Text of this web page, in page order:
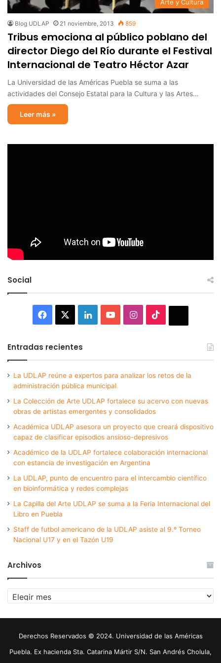
Arte y Cultura
Blog UDLAP 21 noviembre, 2013 859
Tribus emociona al público poblano del
director Diego del Río durante el Festival
Internacional de Teatro Héctor Azar
La Universidad de las Américas Puebla se suma a las
actividades del Consejo Estatal para la Cultura y las Artes…
Leer más »
Social
Facebook LinkedInYouTubeInstagram
Entradas recientes
La UDLAP reúne a expertos para analizar los retos de la
administración pública municipal
La Colección de Arte UDLAP fortalece su acervo con nuevas
obras de artistas emergentes y consolidados
Académica UDLAP asesora un proyecto que creará dispositivo
capaz de clasificar episodios ansioso-depresivos
Académico de la UDLAP fortalece colaboración internacional
con estancia de investigación en Argentina
La UDLAP, punto de encuentro para el intercambio científico
en bioinformática y redes complejas
La Capilla del Arte UDLAP se suma a la Feria Internacional del
Libro en Puebla
Staff de futbol americano de la UDLAP asiste al 9.º Torneo
Nacional U17 y en el Tazón U19
Archivos
Archivos
Derechos Reservados © 2024. Universidad de las Américas
Puebla. Ex hacienda Sta. Catarina Mártir S/N. San Andrés Cholula,